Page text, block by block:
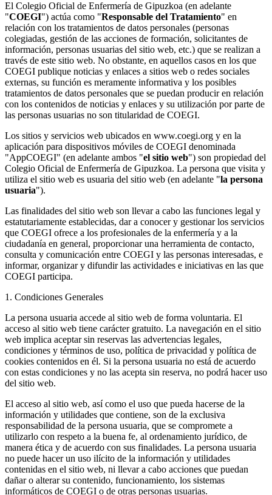
El Colegio Oficial de Enfermería de Gipuzkoa (en adelante
"COEGI") actúa como "Responsable del Tratamiento" en
relación con los tratamientos de datos personales (personas
colegiadas, gestión de las acciones de formación, solicitantes de
información, personas usuarias del sitio web, etc.) que se realizan a
través de este sitio web. No obstante, en aquellos casos en los que
COEGI publique noticias y enlaces a sitios web o redes sociales
externas, su función es meramente informativa y los posibles
tratamientos de datos personales que se puedan producir en relación
con los contenidos de noticias y enlaces y su utilización por parte de
las personas usuarias no son titularidad de COEGI.
Los sitios y servicios web ubicados en www.coegi.org y en la
aplicación para dispositivos móviles de COEGI denominada
"AppCOEGI" (en adelante ambos "el sitio web") son propiedad del
Colegio Oficial de Enfermería de Gipuzkoa. La persona que visita y
utiliza el sitio web es usuaria del sitio web (en adelante "la persona
usuaria").
Las finalidades del sitio web son llevar a cabo las funciones legal y
estatutariamente establecidas, dar a conocer y gestionar los servicios
que COEGI ofrece a los profesionales de la enfermería y a la
ciudadanía en general, proporcionar una herramienta de contacto,
consulta y comunicación entre COEGI y las personas interesadas, e
informar, organizar y difundir las actividades e iniciativas en las que
COEGI participa.
1. Condiciones Generales
La persona usuaria accede al sitio web de forma voluntaria. El
acceso al sitio web tiene carácter gratuito. La navegación en el sitio
web implica aceptar sin reservas las advertencias legales,
condiciones y términos de uso, política de privacidad y política de
cookies contenidos en él. Si la persona usuaria no está de acuerdo
con estas condiciones y no las acepta sin reserva, no podrá hacer uso
del sitio web.
El acceso al sitio web, así como el uso que pueda hacerse de la
información y utilidades que contiene, son de la exclusiva
responsabilidad de la persona usuaria, que se compromete a
utilizarlo con respeto a la buena fe, al ordenamiento jurídico, de
manera ética y de acuerdo con sus finalidades. La persona usuaria
no puede hacer un uso ilícito de la información y utilidades
contenidas en el sitio web, ni llevar a cabo acciones que puedan
dañar o alterar su contenido, funcionamiento, los sistemas
informáticos de COEGI o de otras personas usuarias.